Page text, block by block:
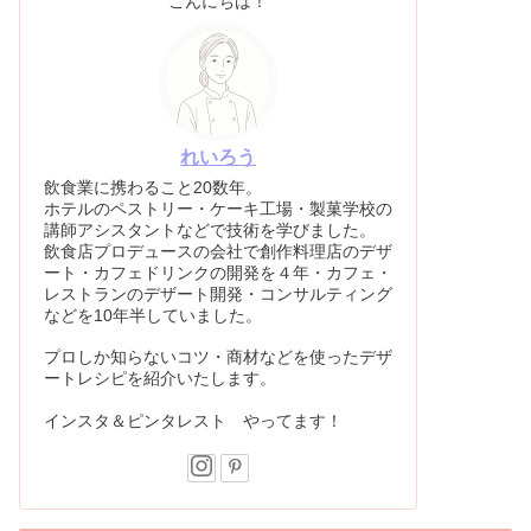
れいろう
飲食業に携わること20数年。
ホテルのペストリー・ケーキ工場・製菓学校の
講師アシスタントなどで技術を学びました。
飲食店プロデュースの会社で創作料理店のデザ
ート・カフェドリンクの開発を４年・カフェ・
レストランのデザート開発・コンサルティング
などを10年半していました。
プロしか知らないコツ・商材などを使ったデザ
ートレシピを紹介いたします。
インスタ＆ピンタレスト やってます！